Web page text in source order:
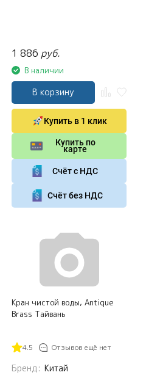
1 886 руб.
В наличии
В корзину
Купить в 1 клик
Купить по
карте
Счёт с НДС
Счёт без НДС
Кран чистой воды, Antique
Brass Тайвань
4.5 Отзывов ещё нет
Бренд: Китай